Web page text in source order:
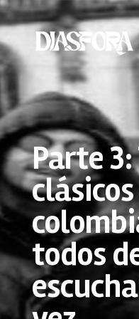
Parte 3:
todos